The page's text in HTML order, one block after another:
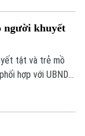
trên địa bàn một
người khuyết
tật và trẻ mồ
hợp với UBND
tật trên địa